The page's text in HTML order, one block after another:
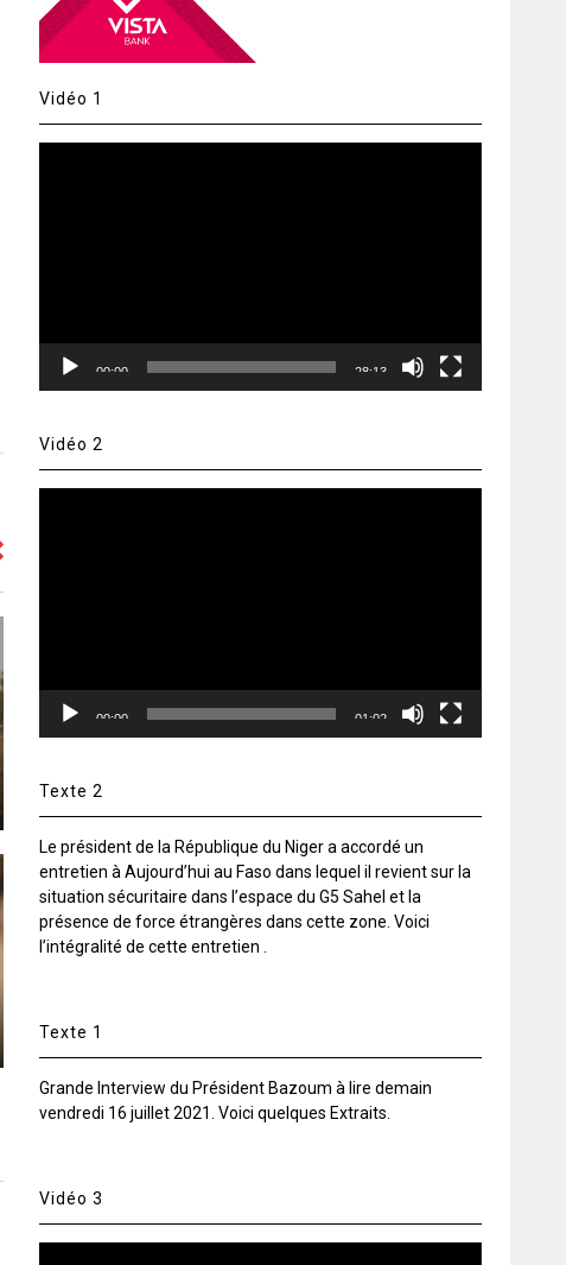
Vidéo 1
00:00 28:13
Vidéo 2
00:00 01:02
Texte 2
Le président de la République du Niger a accordé un
entretien à Aujourd’hui au Faso dans lequel il revient sur la
situation sécuritaire dans l’espace du G5 Sahel et la
présence de force étrangères dans cette zone. Voici
l’intégralité de cette entretien .
Texte 1
Grande Interview du Président Bazoum à lire demain
vendredi 16 juillet 2021. Voici quelques Extraits.
Vidéo 3